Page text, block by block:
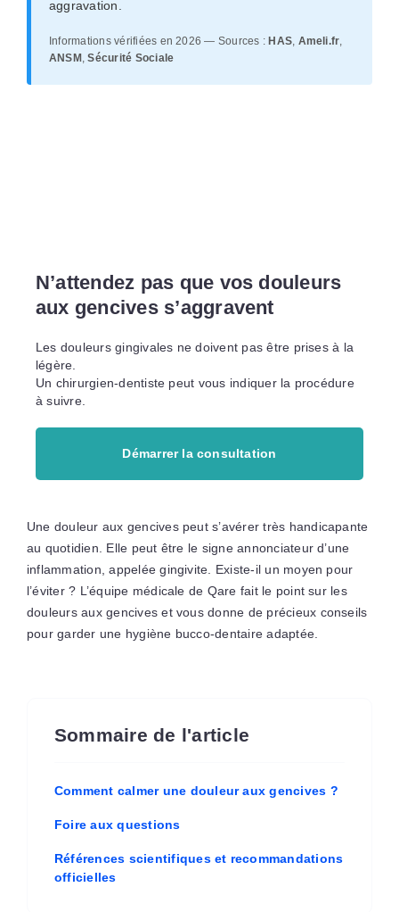
aggravation.
Informations vérifiées en 2026 — Sources : HAS, Ameli.fr,
ANSM ,Sécurité Sociale
N’attendez pas que vos douleurs
aux gencives s’aggravent
Les douleurs gingivales ne doivent pas être prises à la
légère.
Un chirurgien-dentiste peut vous indiquer la procédure
à suivre.
Démarrer la consultation
Une douleur aux gencives peut s’avérer très handicapante
au quotidien. Elle peut être le signe annonciateur d’une
inflammation, appelée gingivite. Existe-il un moyen pour
l’éviter ? L’équipe médicale de Qare fait le point sur les
douleurs aux gencives et vous donne de précieux conseils
pour garder une hygiène bucco-dentaire adaptée.
Sommaire de l'article
Comment calmer une douleur aux gencives ?
Foire aux questions
Références scientifiques et recommandations
officielles